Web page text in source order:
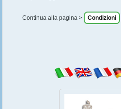
Continua alla pagina > Condizioni